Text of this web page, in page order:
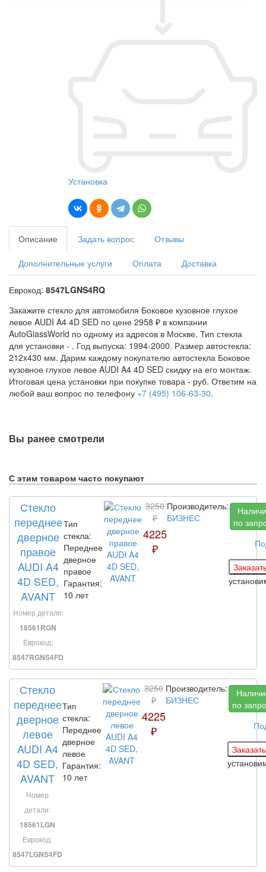
Установка
Описание Задать вопрос Отзывы
Дополнительные услуги Оплата Доставка
Еврокод: 8547LGNS4RQ
Закажите стекло для автомобиля Боковое кузовное глухое
левое AUDI A4 4D SED по цене 2958 ₽ в компании
AutoGlassWorld по одному из адресов в Москве. Тип стекла
для установки - . Год выпуска: 1994-2000. Размер автостекла:
212x430 мм. Дарим каждому покупателю автостекла Боковое
кузовное глухое левое AUDI A4 4D SED скидку на его монтаж.
Итоговая цена установки при покупке товара - руб. Ответим на
любой ваш вопрос по телефону +7 (495) 106-63-30.
Вы ранее смотрели
С этим товаром часто покупают
Стекло
переднее
дверное
правое
AUDI A4
4D SED,
AVANT
Номер детали:
18561RGN
Еврокод:
8547RGNS4FD
Тип
стекла:
Переднее
дверное
правое
Гарантия:
10 лет
3250
₽
4225
₽
Производитель:
БИЗНЕС
по
Стекло
переднее
дверное
левое
AUDI A4
4D SED,
AVANT
Номер
детали:
18561LGN
Еврокод:
8547LGNS4FD
Тип
стекла:
Переднее
дверное
левое
Гарантия:
10 лет
3250
₽
4225
₽
Производитель:
БИЗНЕС
по